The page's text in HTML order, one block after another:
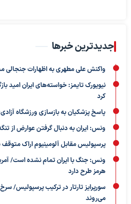
جدیدترین خبرها
واکنش علی مطهری به اظهارات جنجالی
نیویورک تایمز: خواسته‌های ایران امید
کرد
پاسخ پزشکیان به بازسازی ورزشگاه
ونس: ایران به دنبال گرفتن عوارض از
پرسپولیس مقابل آلومینیوم اراک
ونس: جنگ با ایران تمام نشده است/
هرمز طرح دارد
سورپرایز تارتار در ترکیب پرسپولیس/
می‌روند